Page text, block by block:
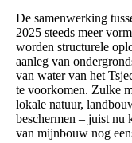
De samenwerking
2025 steeds meer
worden structurele
aanleg van
van water van het
te voorkomen. Zulke
lokale natuur,
beschermen – juist nu
van mijnbouw nog